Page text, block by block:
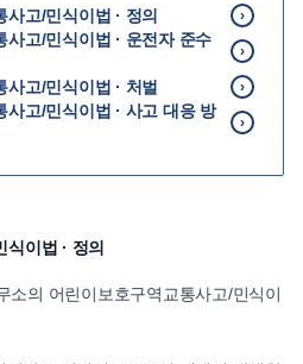
고/민식이법 · 정의 ›
고/민식이법 · 운전자 준수
›
고/민식이법 · 처벌 ›
고/민식이법 · 사고 대응 방
›
이법 · 정의
소의 어린이보호구역교통사고/민식이